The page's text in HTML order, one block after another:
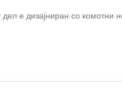
е дизајниран со